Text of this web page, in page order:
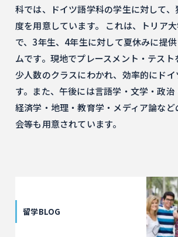
科では、ドイツ語学科の学生に対して
度を用意しています。 これは、トリア
で、3年生、4年生に対して夏休みに提
ムです。現地でプレースメント・テスト
少人数のクラスにわかれ、効率的にド
す。また、午後には言語学・文学・政治
経済学・地理・教育学・メディア論な
会等も用意されています。
留学BLOG